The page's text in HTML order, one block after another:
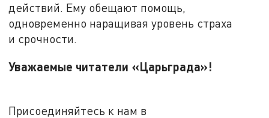
действий. Ему обещают помощь,
одновременно наращивая уровень страха
и срочности.
Уважаемые читатели «Царьграда»!
Присоединяйтесь к нам в